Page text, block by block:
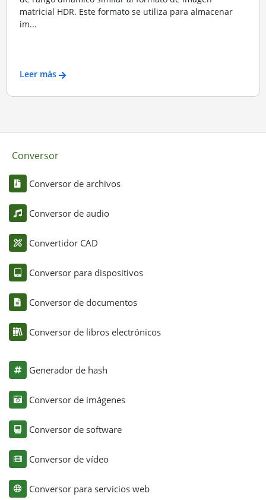
matricial HDR. Este formato se utiliza para almacenar
im...
Leer más
Conversor
Conversor de archivos
Conversor de audio
Convertidor CAD
Conversor para dispositivos
Conversor de documentos
Conversor de libros electrónicos
Generador de hash
Conversor de imágenes
Conversor de software
Conversor de vídeo
Conversor para servicios web